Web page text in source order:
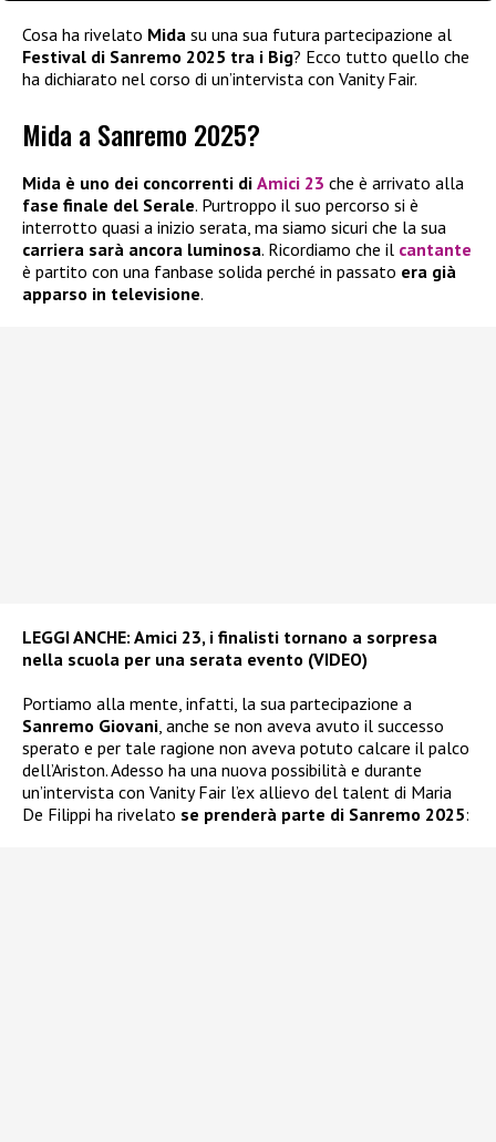
Cosa ha rivelato Mida su una sua futura partecipazione al
Festival di Sanremo 2025 tra i Big? Ecco tutto quello che
ha dichiarato nel corso di un’intervista con Vanity Fair.
Mida a Sanremo 2025?
Mida è uno dei concorrenti di Amici 23 che è arrivato alla
fase finale del Serale. Purtroppo il suo percorso si è
interrotto quasi a inizio serata, ma siamo sicuri che la sua
carriera sarà ancora luminosa. Ricordiamo che il cantante
è partito con una fanbase solida perché in passato era già
apparso in televisione.
LEGGI ANCHE: Amici 23, i finalisti tornano a sorpresa
nella scuola per una serata evento (VIDEO)
Portiamo alla mente, infatti, la sua partecipazione a
Sanremo Giovani, anche se non aveva avuto il successo
sperato e per tale ragione non aveva potuto calcare il palco
dell’Ariston. Adesso ha una nuova possibilità e durante
un’intervista con Vanity Fair l’ex allievo del talent di Maria
De Filippi ha rivelato se prenderà parte di Sanremo 2025: